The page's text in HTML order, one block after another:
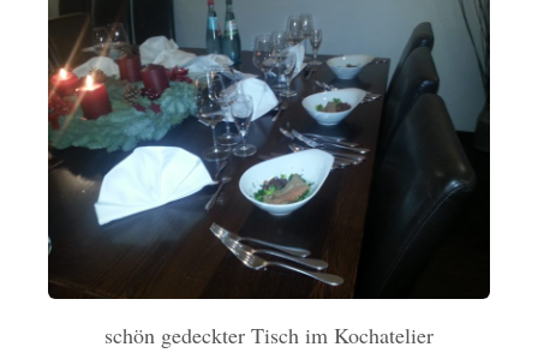
schön gedeckter Tisch im Kochatelier